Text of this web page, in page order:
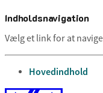
Indholdsnavigation
Vælg et link for at
gå til
Hovedindhold